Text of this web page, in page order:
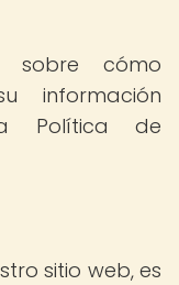
sobre cómo
información
Política de
sitio web, es